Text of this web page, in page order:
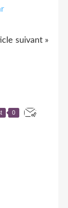
suivant »
0